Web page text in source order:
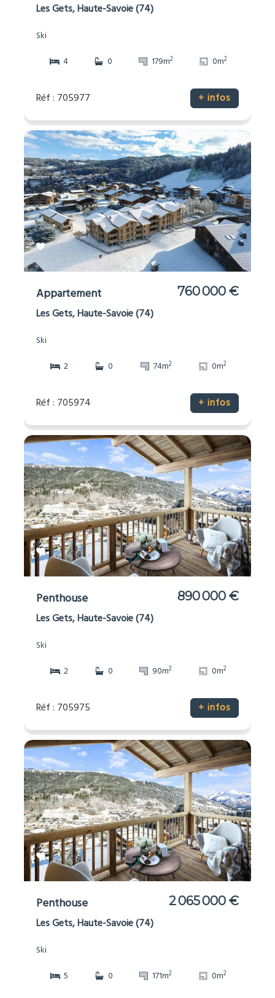
Les Gets, Haute-Savoie (74)
Ski
4
0 179m2 0m2
Réf : 705977 + infos
Appartement 760 000 €
Les Gets, Haute-Savoie (74)
Ski
2
0 74m2 0m2
Réf : 705974 + infos
Penthouse 890 000 €
Les Gets, Haute-Savoie (74)
Ski
2
0 90m2 0m2
Réf : 705975 + infos
Penthouse 2 065 000 €
Les Gets, Haute-Savoie (74)
Ski
5
0 171m2 0m2